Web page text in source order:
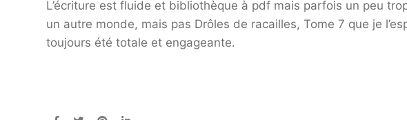
L’écriture est fluide et bibliothèque à pdf mais parfois un peu
un autre monde, mais pas Drôles de racailles, Tome 7 que je
toujours été totale et engageante.